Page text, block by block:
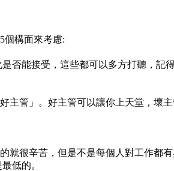
個構面來考慮:
否能接受，這些都可以多方打聽，記
主管」。好主管可以讓你上天堂，壞
就很辛苦，但是不是每個人對工作都
低的。